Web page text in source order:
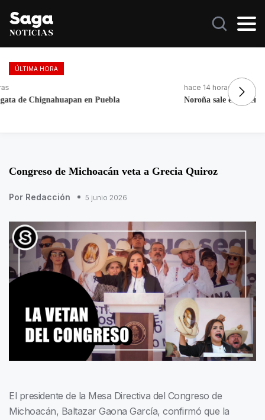
ÚLTIMA HORA
Noroña sale en defensa de Nay Salvatori y Grace Palomares
Congreso de Michoacán veta a Grecia Quiroz
Por Redacción 5 junio 2026
El presidente de la Mesa Directiva del Congreso de
Michoacán, Baltazar Gaona García, confirmó que la